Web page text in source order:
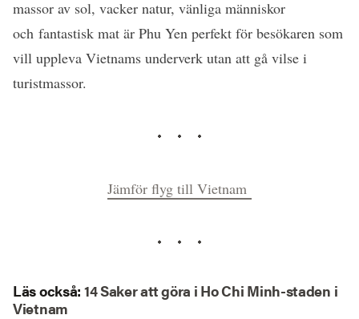
massor av sol, vacker natur, vänliga människor
och fantastisk mat är Phu Yen perfekt för besökaren som
vill uppleva Vietnams underverk utan att gå vilse i
turistmassor.
Jämför flyg till Vietnam
Läs också: 14 Saker att göra i Ho Chi Minh-staden i
Vietnam